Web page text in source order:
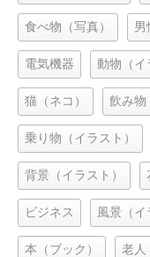
食べ物（写真） 男
電気機器 動物（イ
猫（ネコ） 飲み物
乗り物（イラスト）
背景（イラスト）
ビジネス 風景（イ
本（ブック） 老人